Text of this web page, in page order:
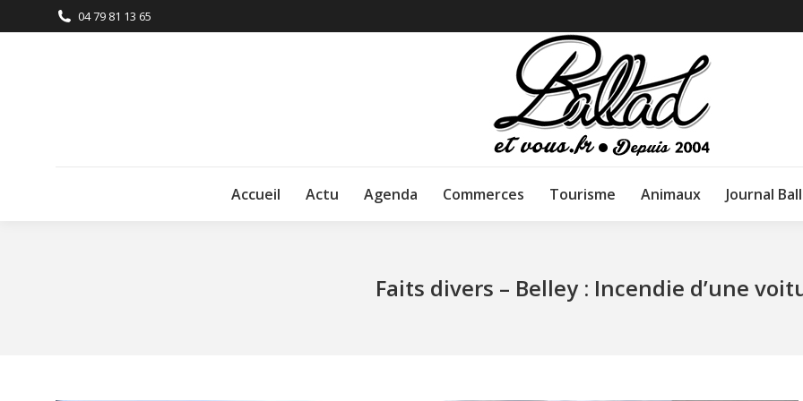
04 79 81 13 65
Accueil Actu Agenda Commerces Tourisme Animaux Journal
Faits divers – Belley : Incendie d’une